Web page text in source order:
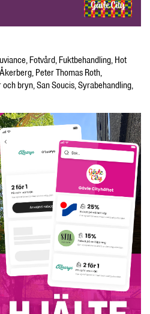
,Fotvård,Fuktbehandling,Hot
,Peter Thomas Roth,
och bryn,San Soucis,Syrabehandling,